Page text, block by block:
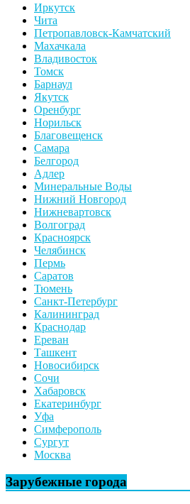
Иркутск
Чита
Петропавловск-Камчатский
Махачкала
Владивосток
Томск
Барнаул
Якутск
Оренбург
Норильск
Благовещенск
Самара
Белгород
Адлер
Минеральные Воды
Нижний Новгород
Нижневартовск
Волгоград
Красноярск
Челябинск
Пермь
Саратов
Тюмень
Санкт-Петербург
Калининград
Краснодар
Ереван
Ташкент
Новосибирск
Сочи
Хабаровск
Екатеринбург
Уфа
Симферополь
Сургут
Москва
Зарубежные города